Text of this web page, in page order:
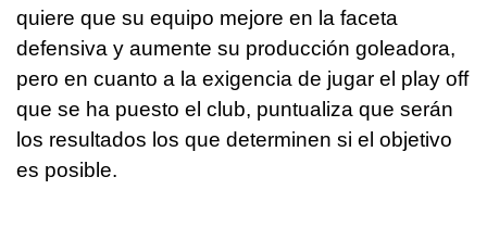
quiere que su equipo mejore en la faceta
defensiva y aumente su producción goleadora,
pero en cuanto a la exigencia de jugar el play off
que se ha puesto el club, puntualiza que serán
los resultados los que determinen si el objetivo
es posible.